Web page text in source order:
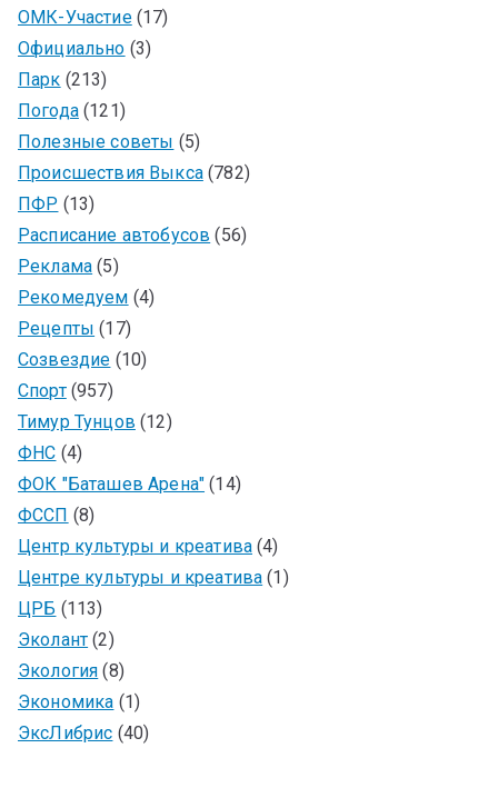
ОМК-Участие(17)
Официально (3)
Парк (213)
Погода(121)
Полезные советы (5)
Происшествия Выкса(782)
ПФР (13)
Расписание автобусов (56)
Реклама (5)
Рекомедуем (4)
Рецепты (17)
Созвездие (10)
Спорт(957)
Тимур Тунцов (12)
ФНС (4)
ФОК "Баташев Арена" (14)
ФССП (8)
Центр культуры и креатива (4)
Центре культуры и креатива (1)
ЦРБ (113)
Эколант (2)
Экология (8)
Экономика (1)
ЭксЛибрис (40)